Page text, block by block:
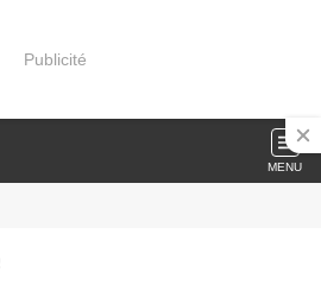
Publicité
MENU